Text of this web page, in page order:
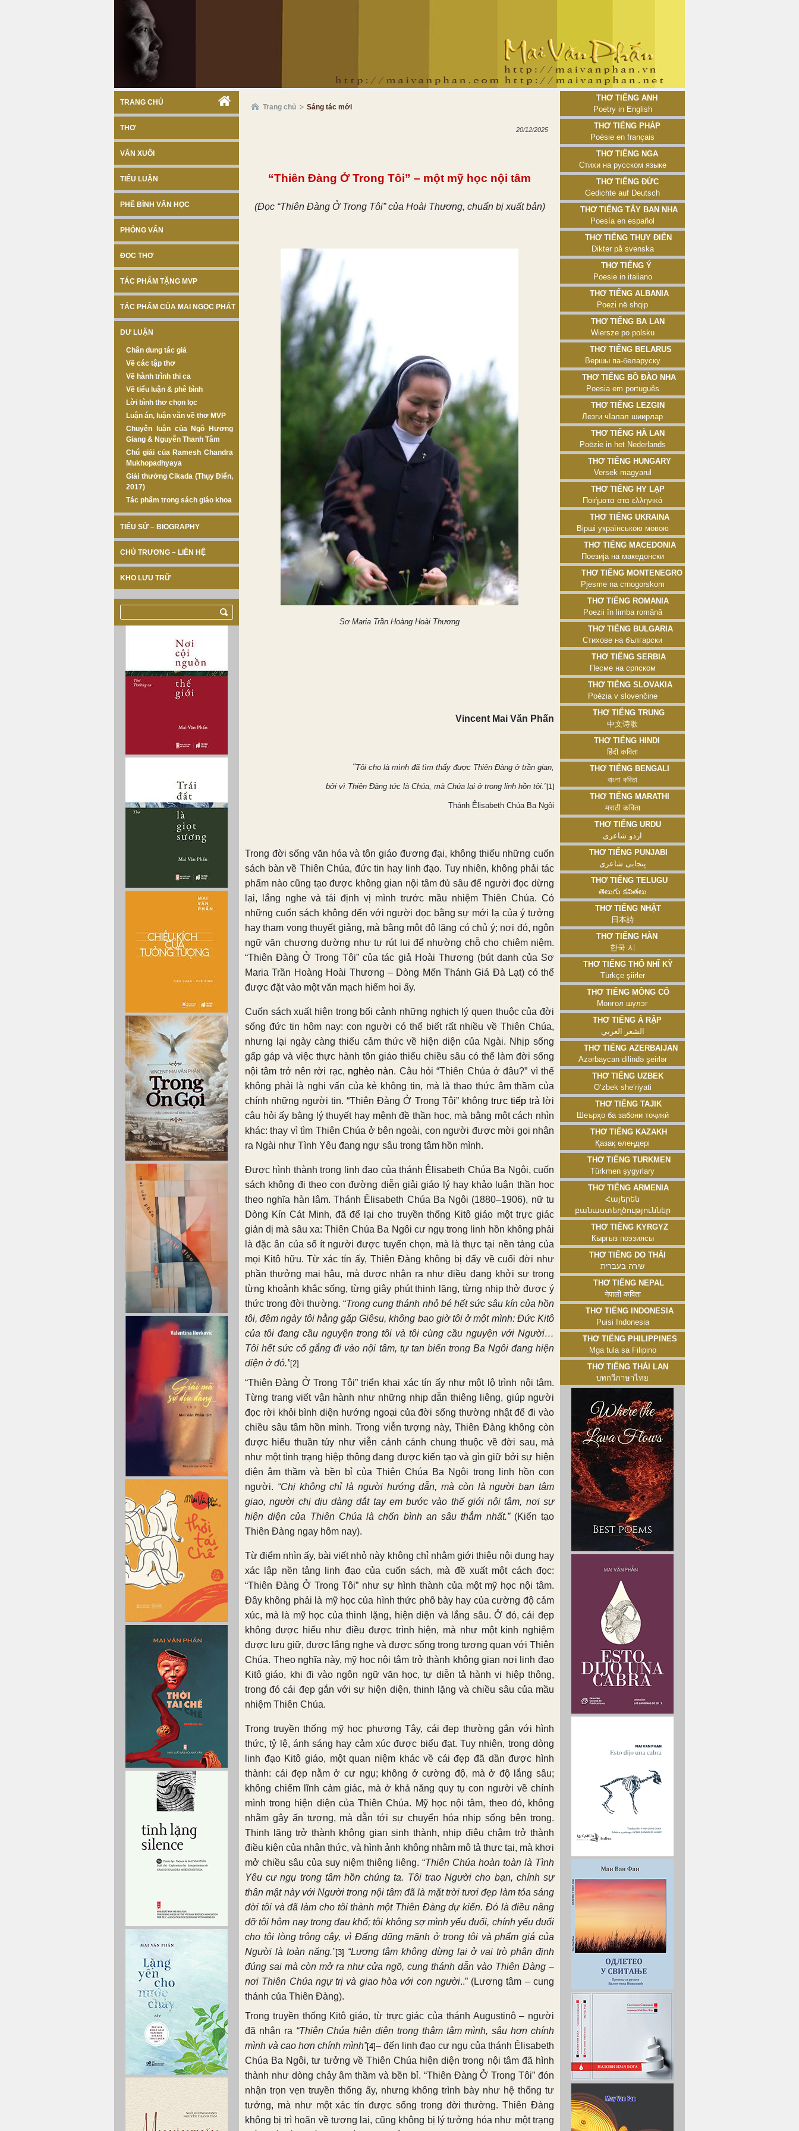
TRANG CHỦ
THƠ
VĂN XUÔI
TIỂU LUẬN
PHÊ BÌNH VĂN HỌC
PHỎNG VẤN
ĐỌC THƠ
TÁC PHẨM TẶNG MVP
TÁC PHẨM CỦA MAI NGỌC PHÁT
DƯ LUẬN
Chân dung tác giả
Về các tập thơ
Về hành trình thi ca
Về tiểu luận & phê bình
Lời bình thơ chọn lọc
Luận án, luận văn về thơ MVP
Chuyên luận của Ngô Hương
Giang & Nguyễn Thanh Tâm
Chú giải của Ramesh Chandra
Mukhopadhyaya
Giải thưởng Cikada (Thụy Điển,
2017)
Tác phẩm trong sách giáo khoa
TIỂU SỬ – BIOGRAPHY
CHỦ TRƯƠNG – LIÊN HỆ
KHO LƯU TRỮ
Trang chủ Sáng tác mới
20/12/2025
“Thiên Đàng Ở Trong Tôi” – một mỹ học nội tâm
(Đọc “Thiên Đàng Ở Trong Tôi” của Hoài Thương, chuẩn bị xuất bản)
Sơ Maria Trần Hoàng Hoài Thương
Vincent Mai Văn Phấn
“Tôi cho là mình đã tìm thấy được Thiên Đàng ở trần gian,
bởi vì Thiên Đàng tức là Chúa, mà Chúa lại ở trong linh hồn tôi.”[1]
Thánh Êlisabeth Chúa Ba Ngôi
Trong đời sống văn hóa và tôn giáo đương đại, không thiếu những cuốn
sách bàn về Thiên Chúa, đức tin hay linh đạo. Tuy nhiên, không phải tác
phẩm nào cũng tạo được không gian nội tâm đủ sâu để người đọc dừng
lại, lắng nghe và tái định vị mình trước mầu nhiệm Thiên Chúa. Có
những cuốn sách không đến với người đọc bằng sự mới lạ của ý tưởng
hay tham vọng thuyết giảng, mà bằng một độ lặng có chủ ý; nơi đó, ngôn
ngữ văn chương dường như tự rút lui để nhường chỗ cho chiêm niệm.
“Thiên Đàng Ở Trong Tôi” của tác giả Hoài Thương (bút danh của Sơ
Maria Trần Hoàng Hoài Thương – Dòng Mến Thánh Giá Đà Lạt) có thể
được đặt vào một văn mạch hiếm hoi ấy.
Cuốn sách xuất hiện trong bối cảnh những nghịch lý quen thuộc của đời
sống đức tin hôm nay: con người có thể biết rất nhiều về Thiên Chúa,
nhưng lại ngày càng thiếu cảm thức về hiện diện của Ngài. Nhịp sống
gấp gáp và việc thực hành tôn giáo thiếu chiều sâu có thể làm đời sống
nội tâm trở nên rời rạc, nghèo nàn. Câu hỏi “Thiên Chúa ở đâu?” vì thế
không phải là nghi vấn của kẻ không tin, mà là thao thức âm thầm của
chính những người tin. “Thiên Đàng Ở Trong Tôi” không trực tiếp trả lời
câu hỏi ấy bằng lý thuyết hay mệnh đề thần học, mà bằng một cách nhìn
khác: thay vì tìm Thiên Chúa ở bên ngoài, con người được mời gọi nhận
ra Ngài như Tình Yêu đang ngự sâu trong tâm hồn mình.
Được hình thành trong linh đạo của thánh Êlisabeth Chúa Ba Ngôi, cuốn
sách không đi theo con đường diễn giải giáo lý hay khảo luận thần học
theo nghĩa hàn lâm. Thánh Êlisabeth Chúa Ba Ngôi (1880–1906), nữ tu
Dòng Kín Cát Minh, đã để lại cho truyền thống Kitô giáo một trực giác
giản dị mà sâu xa: Thiên Chúa Ba Ngôi cư ngụ trong linh hồn không phải
là đặc ân của số ít người được tuyển chọn, mà là thực tại nền tảng của
mọi Kitô hữu. Từ xác tín ấy, Thiên Đàng không bị đẩy về cuối đời như
phần thưởng mai hậu, mà được nhận ra như điều đang khởi sự trong
từng khoảnh khắc sống, từng giây phút thinh lặng, từng nhịp thở được ý
thức trong đời thường. “Trong cung thánh nhỏ bé hết sức sâu kín của hồn
tôi, đêm ngày tôi hằng gặp Giêsu, không bao giờ tôi ở một mình: Đức Kitô
của tôi đang cầu nguyện trong tôi và tôi cùng cầu nguyện với Người…
Tôi hết sức cố gắng đi vào nội tâm, tự tan biến trong Ba Ngôi đang hiện
diện ở đó.”[2]
“Thiên Đàng Ở Trong Tôi” triển khai xác tín ấy như một lộ trình nội tâm.
Từng trang viết vận hành như những nhịp dẫn thiêng liêng, giúp người
đọc rời khỏi bình diện hướng ngoại của đời sống thường nhật để đi vào
chiều sâu tâm hồn mình. Trong viễn tượng này, Thiên Đàng không còn
được hiểu thuần túy như viễn cảnh cánh chung thuộc về đời sau, mà
như một tình trạng hiệp thông đang được kiến tạo và gìn giữ bởi sự hiện
diện âm thầm và bền bỉ của Thiên Chúa Ba Ngôi trong linh hồn con
người. “Chị không chỉ là người hướng dẫn, mà còn là người bạn tâm
giao, người chị dịu dàng dắt tay em bước vào thế giới nội tâm, nơi sự
hiện diện của Thiên Chúa là chốn bình an sâu thẳm nhất.”(Kiến tạo
Thiên Đàng ngay hôm nay).
Từ điểm nhìn ấy, bài viết nhỏ này không chỉ nhằm giới thiệu nội dung hay
xác lập nền tảng linh đạo của cuốn sách, mà đề xuất một cách đọc:
“Thiên Đàng Ở Trong Tôi” như sự hình thành của một mỹ học nội tâm.
Đây không phải là mỹ học của hình thức phô bày hay của cường độ cảm
xúc, mà là mỹ học của thinh lặng, hiện diện và lắng sâu. Ở đó, cái đẹp
không được hiểu như điều được trình hiện, mà như một kinh nghiệm
được lưu giữ, được lắng nghe và được sống trong tương quan với Thiên
Chúa. Theo nghĩa này, mỹ học nội tâm trở thành không gian nơi linh đạo
Kitô giáo, khi đi vào ngôn ngữ văn học, tự diễn tả hành vi hiệp thông,
trong đó cái đẹp gắn với sự hiện diện, thinh lặng và chiều sâu của mầu
nhiệm Thiên Chúa.
Trong truyền thống mỹ học phương Tây, cái đẹp thường gắn với hình
thức, tỷ lệ, ánh sáng hay cảm xúc được biểu đạt. Tuy nhiên, trong dòng
linh đạo Kitô giáo, một quan niệm khác về cái đẹp đã dần được hình
thành: cái đẹp nằm ở cư ngụ; không ở cường độ, mà ở độ lắng sâu;
không chiếm lĩnh cảm giác, mà ở khả năng quy tụ con người về chính
mình trong hiện diện của Thiên Chúa. Mỹ học nội tâm, theo đó, không
nhằm gây ấn tượng, mà dẫn tới sự chuyển hóa nhịp sống bên trong.
Thinh lặng trở thành không gian sinh thành, nhịp điệu chậm trở thành
điều kiện của nhận thức, và hình ảnh không nhằm mô tả thực tại, mà khơi
mở chiều sâu của suy niệm thiêng liêng. “Thiên Chúa hoàn toàn là Tình
Yêu cư ngụ trong tâm hồn chúng ta. Tôi trao Người cho bạn, chính sự
thân mật này với Người trong nội tâm đã là mặt trời tươi đẹp làm tỏa sáng
đời tôi và đã làm cho tôi thành một Thiên Đàng dự kiến. Đó là điều nâng
đỡ tôi hôm nay trong đau khổ; tôi không sợ mình yếu đuối, chính yếu đuối
cho tôi lòng trông cậy, vì Đấng dũng mãnh ở trong tôi và phẩm giá của
Người là toàn năng.”[3] “Lương tâmkhông dừng lại ở vai trò phân định
đúng sai mà còn mở ra như cửa ngõ, cung thánh dẫn vào Thiên Đàng –
nơi Thiên Chúa ngự trị và giao hòa với con người..” (Lương tâm –cung
thánh của Thiên Đàng).
Trong truyền thống Kitô giáo, từ trực giác của thánh Augustinô – người
đã nhận ra “Thiên Chúa hiện diện trong thâm tâm mình, sâu hơn chính
mình và cao hơn chính mình”[4]– đến linh đạo cư ngụ của thánh Êlisabeth
Chúa Ba Ngôi, tư tưởng về Thiên Chúa hiện diện trong nội tâm đã hình
thành như dòng chảy âm thầm và bền bỉ. “Thiên Đàng Ở Trong Tôi” đón
nhận trọn vẹn truyền thống ấy, nhưng không trình bày như hệ thống tư
tưởng, mà như một xác tín được sống trong đời thường. Thiên Đàng
không bị trì hoãn về tương lai, cũng không bị lý tưởng hóa như một trạng
Thơ tiếng Anh
Poetry in English
Thơ tiếng Pháp
Poésie en français
Thơ tiếng Nga
Стихи на русском языке
Thơ tiếng Đức
Gedichte auf Deutsch
Thơ tiếng Tây Ban Nha
Poesía en español
Thơ tiếng Thụy Điển
Dikter på svenska
Thơ tiếng Ý
Poesie in italiano
Thơ tiếng Albania
Poezi në shqip
Thơ tiếng Ba Lan
Wiersze po polsku
Thơ tiếng Belarus
Вершы па-беларуску
Thơ tiếng Bồ Đào Nha
Poesia em português
Thơ tiếng Lezgin
Лезги чӀалал шиирлар
Thơ tiếng Hà Lan
Poëzie in het Nederlands
Thơ tiếng Hungary
Versek magyarul
Thơ tiếng Hy Lạp
Ποιήματα στα ελληνικά
Thơ tiếng Ukraina
Вірші українською мовою
Thơ tiếng Macedonia
Поезија на македонски
Thơ tiếng Montenegro
Pjesme na crnogorskom
Thơ tiếng Romania
Poezii în limba română
Thơ tiếng Bulgaria
Стихове на български
Thơ tiếng Serbia
Песме на српском
Thơ tiếng Slovakia
Poézia v slovenčine
Thơ tiếng Trung
中文诗歌
Thơ tiếng Hindi
हिंदी कविता
Thơ tiếng Bengali
বাংলা কবিতা
Thơ tiếng Marathi
मराठी कविता
Thơ tiếng Urdu
اردو شاعری
Thơ tiếng Punjabi
پنجابی شاعری
Thơ tiếng Telugu
తెలుగు కవితలు
Thơ tiếng Nhật
日本詩
Thơ tiếng Hàn
한국 시
Thơ tiếng Thổ Nhĩ Kỳ
Türkçe şiirler
Thơ tiếng Mông Cổ
Монгол шүлэг
Thơ tiếng Ả Rập
الشعر العربي
Thơ tiếng Azerbaijan
Azərbaycan dilində şeirlər
Thơ tiếng Uzbek
Oʻzbek sheʼriyati
Thơ tiếng Tajik
Шеърҳо ба забони тоҷикӣ
Thơ tiếng Kazakh
Қазақ өлеңдері
Thơ tiếng Turkmen
Türkmen şygyrlary
Thơ tiếng Armenia
Հայերեն
բանաստեղծություններ
Thơ tiếng Kyrgyz
Кыргыз поэзиясы
Thơ tiếng Do Thái
שירה בעברית
Thơ tiếng Nepal
नेपाली कविता
Thơ tiếng Indonesia
Puisi Indonesia
Thơ tiếng Philippines
Mga tula sa Filipino
Thơ tiếng Thái Lan
บทกวีภาษาไทย